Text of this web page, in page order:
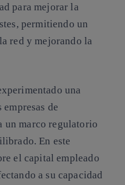
para mejorar la
permitiendo un
red y mejorando la
una
de
un marco regulatorio
En este
el capital empleado
a su capacidad